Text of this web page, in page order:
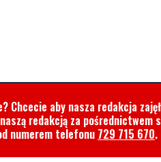
Chcecie aby nasza redakcja
redakcją za
numerem telefonu 729 715 670.